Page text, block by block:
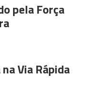
pela Força
Via Rápida